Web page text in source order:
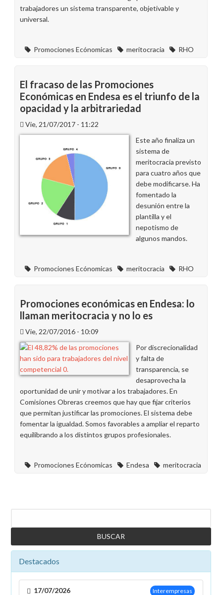
trabajadores un sistema transparente, objetivable y
universal.
Promociones Ecónomicas meritocracia RHO
El fracaso de las Promociones
Económicas en Endesa es el triunfo de la
opacidad y la arbitrariedad
Vie, 21/07/2017 - 11:22
Este año finaliza un
sistema de
meritocracia previsto
para cuatro años que
debe modificarse. Ha
fomentado la
desunión entre la
plantilla y el
nepotismo de
algunos mandos.
Promociones Ecónomicas meritocracia RHO
Promociones económicas en Endesa: lo
llaman meritocracia y no lo es
Vie, 22/07/2016 - 10:09
Por discrecionalidad
y falta de
transparencia, se
desaprovecha la
oportunidad de unir y motivar a los trabajadores. En
Comisiones Obreras creemos que hay que fijar criterios
que permitan justificar las promociones. El sistema debe
fomentar la igualdad. Somos favorables a ampliar el reparto
equilibrando a los distintos grupos profesionales.
Promociones Ecónomicas Endesa meritocracia
Destacados
Interempresas
17/07/2026